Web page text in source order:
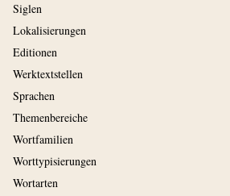
Siglen
Lokalisierungen
Editionen
Werktextstellen
Sprachen
Themenbereiche
Wortfamilien
Worttypisierungen
Wortarten